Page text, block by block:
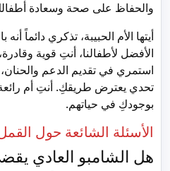
والحفاظ على صحة وسعادة
أيتها الأم الحبيبة، تذكري دائماً
الأفضل لأطفالنا، أنتِ قوية
استمري في تقديم الدعم
تحدي يعترض طريقكِ. أنتِ أم
بوجودكِ في حياتهم.
الأسئلة الشائعة حول
هل الشامبو العادي